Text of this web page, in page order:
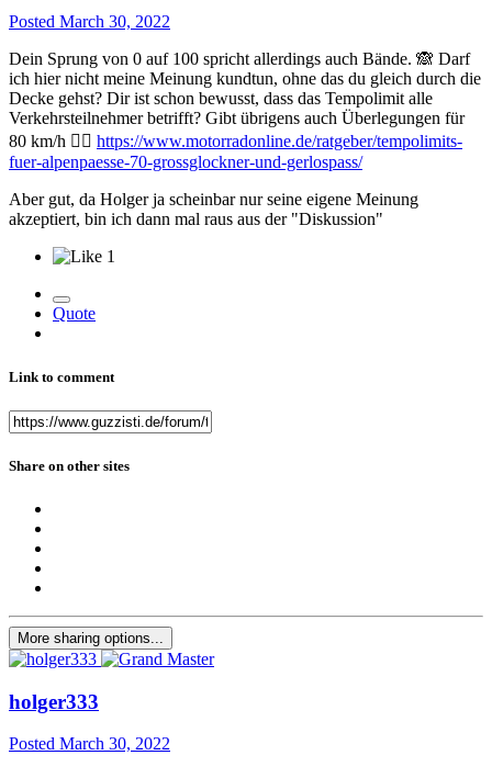
Posted March 30, 2022
Dein Sprung von 0 auf 100 spricht allerdings auch Bände. 🙈 Darf
ich hier nicht meine Meinung kundtun, ohne das du gleich durch die
Decke gehst? Dir ist schon bewusst, dass das Tempolimit alle
Verkehrsteilnehmer betrifft? Gibt übrigens auch Überlegungen für
80 km/h 🤷‍♂️ https://www.motorradonline.de/ratgeber/tempolimits-
fuer-alpenpaesse-70-grossglockner-und-gerlospass/
Aber gut, da Holger ja scheinbar nur seine eigene Meinung
akzeptiert, bin ich dann mal raus aus der "Diskussion"
1
Quote
Link to comment
Share on other sites
More sharing options...
holger333
Posted March 30, 2022